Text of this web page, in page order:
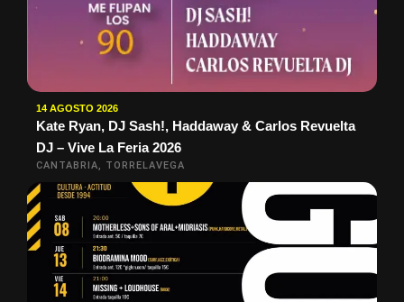
14 AGOSTO 2026
Kate Ryan, DJ Sash!, Haddaway & Carlos Revuelta
DJ – Vive La Feria 2026
CANTABRIA, TORRELAVEGA